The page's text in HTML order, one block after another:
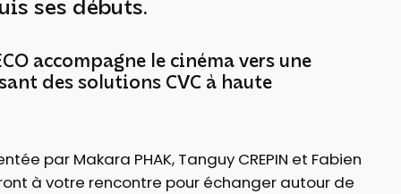
ses débuts.
accompagne le cinéma vers une
des solutions CVC à haute
par Makara PHAK, Tanguy CREPIN et Fabien
à votre rencontre pour échanger autour de